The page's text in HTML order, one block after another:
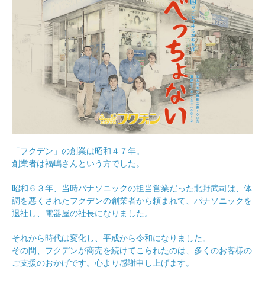
「フクデン」の創業は昭和４７年。
創業者は福嶋さんという方でした。
昭和６３年、当時パナソニックの担当営業だった北野武司は、体
調を悪くされたフクデンの創業者から頼まれて、パナソニックを
退社し、電器屋の社長になりました。
それから時代は変化し、平成から令和になりました。
その間、フクデンが商売を続けてこられたのは、多くのお客様の
ご支援のおかげです。心より感謝申し上げます。